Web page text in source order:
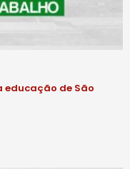
educação de São